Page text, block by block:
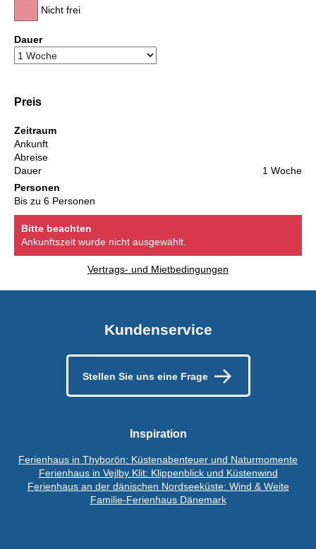
Nicht frei
Dauer
Preis
Zeitraum
Ankunft
Abreise
Dauer
1 Woche
Personen
Bis zu 6 Personen
Bitte beachten
Ankunftszeit wurde nicht ausgewählt.
Vertrags- und Mietbedingungen
Kundenservice
Stellen Sie uns eine Frage
Inspiration
Ferienhaus in Thyborön: Küstenabenteuer und Naturmomente
Ferienhaus in Vejlby Klit: Klippenblick und Küstenwind
Ferienhaus an der dänischen Nordseeküste: Wind & Weite
Familie-Ferienhaus Dänemark